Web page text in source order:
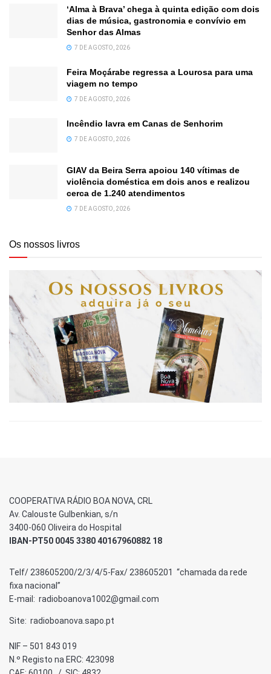
‘Alma à Brava’ chega à quinta edição com dois
dias de música, gastronomia e convívio em
Senhor das Almas
7 DE AGOSTO, 2026
Feira Moçárabe regressa a Lourosa para uma
viagem no tempo
7 DE AGOSTO, 2026
Incêndio lavra em Canas de Senhorim
7 DE AGOSTO, 2026
GIAV da Beira Serra apoiou 140 vítimas de
violência doméstica em dois anos e realizou
cerca de 1.240 atendimentos
7 DE AGOSTO, 2026
Os nossos livros
COOPERATIVA RÁDIO BOA NOVA, CRL
Av. Calouste Gulbenkian, s/n
3400-060 Oliveira do Hospital
IBAN-PT50 0045 3380 40167960882 18
Telf/ 238605200/2/3/4/5-Fax/ 238605201 “chamada da rede
fixa nacional”
E-mail: radioboanova1002@gmail.com
Site: radioboanova.sapo.pt
NIF – 501 843 019
N.º Registo na ERC: 423098